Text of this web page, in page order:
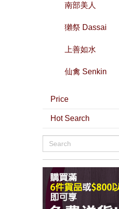
南部美人
獺祭 Dassai
上善如水
仙禽 Senkin
Price
Hot Search